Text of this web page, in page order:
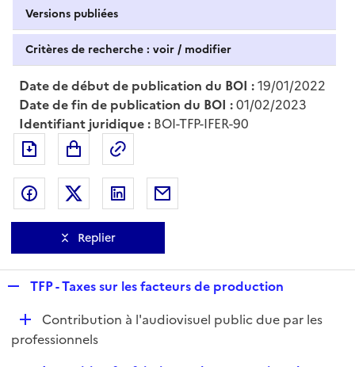
Versions publiées
Critères de recherche : voir / modifier
Date de début de publication du BOI :19/01/2022
Date de fin de publication du BOI :01/02/2023
Identifiant juridique : BOI-TFP-IFER-90
Exporter le document au format pdf
Partager sur Facebook
Partager sur Twitter
Partager sur LinkedIn
Replier
p
l
TFP - Taxes sur les facteurs de production
D
é
Contribution à l'audiovisuel public due par les
professionnels